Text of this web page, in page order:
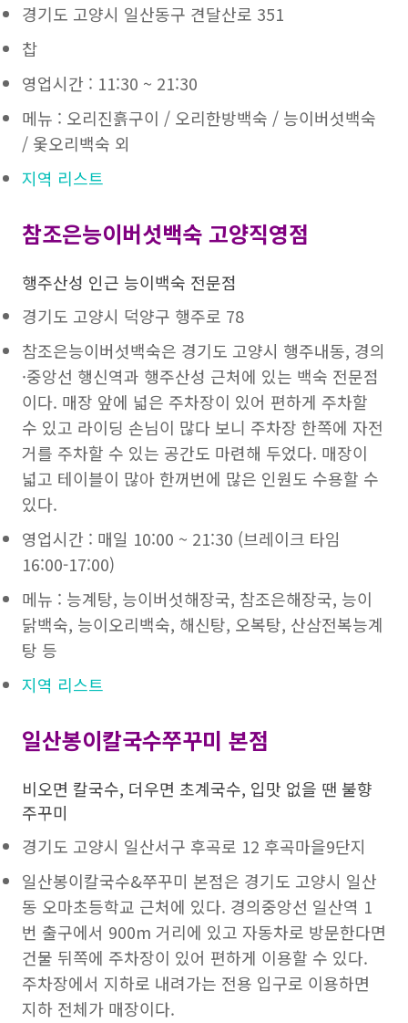
경기도 고양시 일산동구 견달산로 351
찹
영업시간 : 11:30 ~ 21:30
메뉴 : 오리진흙구이 / 오리한방백숙 / 능이버섯백숙
/ 옻오리백숙 외
지역 리스트
참조은능이버섯백숙 고양직영점
행주산성 인근 능이백숙 전문점
경기도 고양시 덕양구 행주로 78
참조은능이버섯백숙은 경기도 고양시 행주내동, 경의
·중앙선 행신역과 행주산성 근처에 있는 백숙 전문점
이다. 매장 앞에 넓은 주차장이 있어 편하게 주차할
수 있고 라이딩 손님이 많다 보니 주차장 한쪽에 자전
거를 주차할 수 있는 공간도 마련해 두었다. 매장이
넓고 테이블이 많아 한꺼번에 많은 인원도 수용할 수
있다.
영업시간 : 매일 10:00 ~ 21:30 (브레이크 타임
16:00-17:00)
메뉴 : 능계탕, 능이버섯해장국, 참조은해장국, 능이
닭백숙, 능이오리백숙, 해신탕, 오복탕, 산삼전복능계
탕 등
지역 리스트
일산봉이칼국수쭈꾸미 본점
비오면 칼국수, 더우면 초계국수, 입맛 없을 땐 불향
주꾸미
경기도 고양시 일산서구 후곡로 12 후곡마을9단지
일산봉이칼국수&쭈꾸미 본점은 경기도 고양시 일산
동 오마초등학교 근처에 있다. 경의중앙선 일산역 1
번 출구에서 900m 거리에 있고 자동차로 방문한다면
건물 뒤쪽에 주차장이 있어 편하게 이용할 수 있다.
주차장에서 지하로 내려가는 전용 입구로 이용하면
지하 전체가 매장이다.